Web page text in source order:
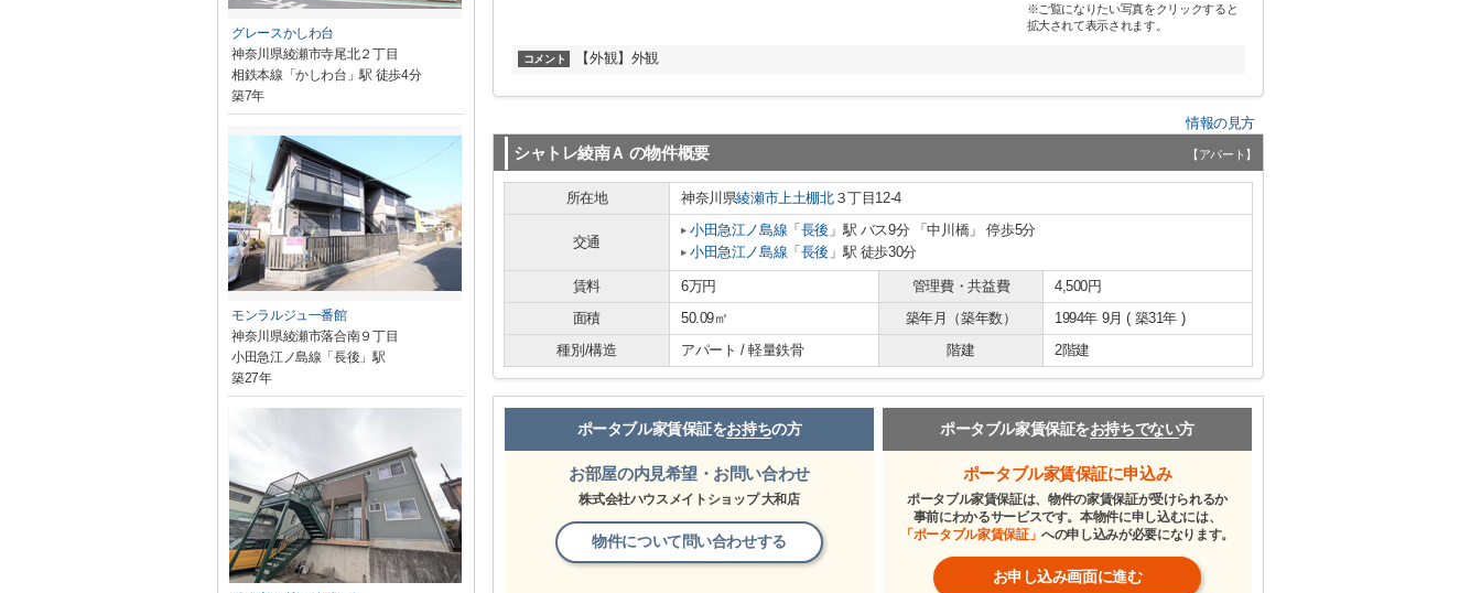
※ご覧になりたい写真をクリックすると
拡大されて表示されます。
コメント 【外観】外観
情報の見方
シャトレ綾南Ａ の物件概要 【アパート】
所在地 神奈川県綾瀬市上土棚北３丁目12-4
交通
小田急江ノ島線 「 長後 」駅 バス9分 「中川橋」 停歩5分
小田急江ノ島線 「 長後 」駅 徒歩30分
賃料 6万円 管理費・共益費
4,500円
面積
50.09㎡ 築年月（築年数）
1994年 9月 ( 築31年 )
種別/構造
アパート / 軽量鉄骨 階建 2階建
ポータブル家賃保証をお持ちの方
お部屋の内見希望・お問い合わせ
株式会社ハウスメイトショップ 大和店
物件について問い合わせする
ポータブル家賃保証をお持ちでない方
ポータブル家賃保証に申込み
ポータブル家賃保証は、物件の家賃保証が受けられるか
事前にわかるサービスです。本物件に申し込むには、
「ポータブル家賃保証」への申し込みが必要になります。
お申し込み画面に進む
グレースかしわ台
神奈川県綾瀬市寺尾北２丁目
相鉄本線「かしわ台」駅 徒歩4分
築7年
モンラルジュ一番館
神奈川県綾瀬市落合南９丁目
小田急江ノ島線「長後」駅
築27年